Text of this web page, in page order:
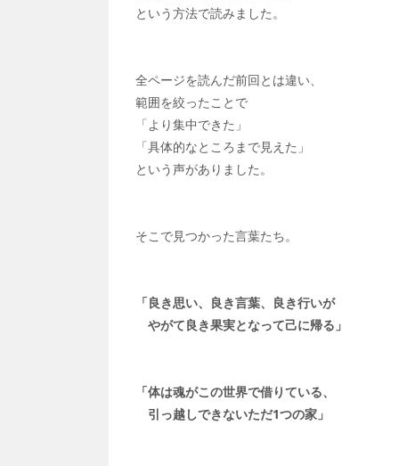
という方法で読みました。
全ページを読んだ前回とは違い、
範囲を絞ったことで
「より集中できた」
「具体的なところまで見えた」
という声がありました。
そこで見つかった言葉たち。
「良き思い、良き言葉、良き行いが
やがて良き果実となって己に帰る」
「体は魂がこの世界で借りている、
引っ越しできないただ1つの家」